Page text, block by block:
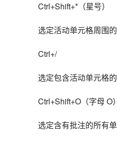
Ctrl+Shift+*（星号）
选定活动单元格周围
Ctrl+/
选定包含活动单元格
Ctrl+Shift+O（字母 O）
选定含有批注的所有